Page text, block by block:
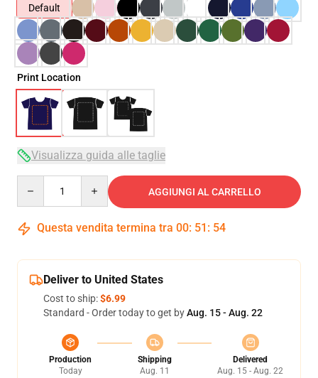
Default
Print Location
Visualizza guida alle taglie
AGGIUNGI AL CARRELLO
Questa vendita termina tra 00: 51 : 54
Deliver to United States
Cost to ship:$6.99
Standard - Order today to get byAug. 15 - Aug. 22
Production
Today
Shipping
Aug. 11
Delivered
Aug. 15 - Aug. 22